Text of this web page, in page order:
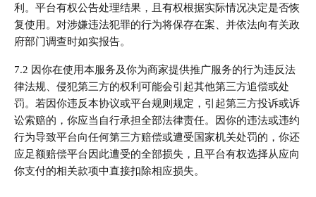
利。平台有权公告处理结果，且有权根据实际情况决定是否恢
复使用。对涉嫌违法犯罪的行为将保存在案、并依法向有关政
府部门调查时如实报告。
7.2 因你在使用本服务及你为商家提供推广服务的行为违反法
律法规、侵犯第三方的权利可能会引起其他第三方追偿或处
罚。若因你违反本协议或平台规则规定，引起第三方投诉或诉
讼索赔的，你应当自行承担全部法律责任。因你的违法或违约
行为导致平台向任何第三方赔偿或遭受国家机关处罚的，你还
应足额赔偿平台因此遭受的全部损失，且平台有权选择从应向
你支付的相关款项中直接扣除相应损失。